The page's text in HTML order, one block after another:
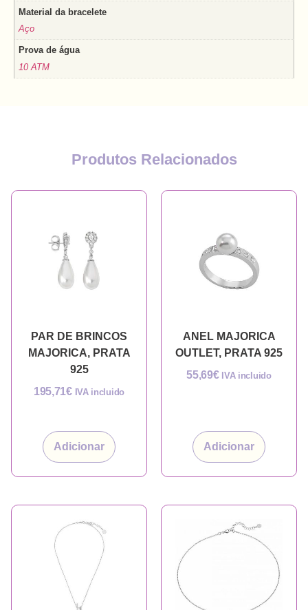
Material da bracelete
Aço
Prova de água
10 ATM
Produtos Relacionados
PAR DE BRINCOS
MAJORICA, PRATA
925
195,71€ IVA incluido
Adicionar
ANEL MAJORICA
OUTLET, PRATA 925
55,69€ IVA incluido
Adicionar